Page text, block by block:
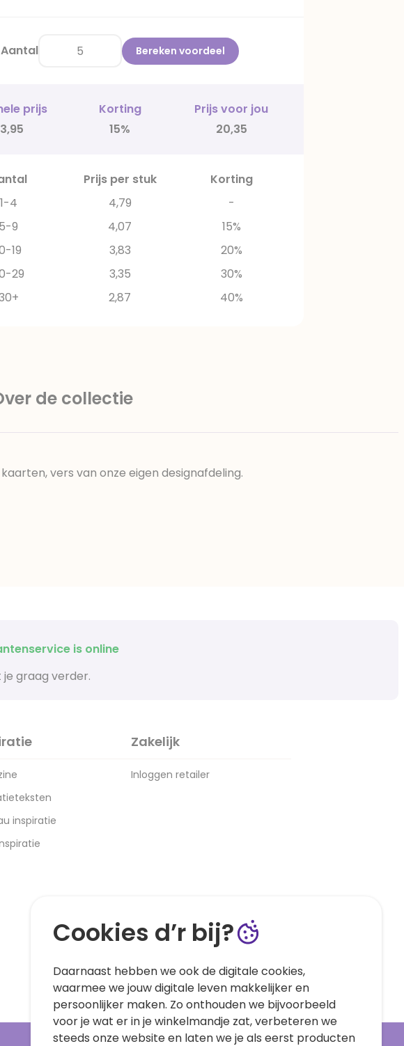
Aantal Bereken voordeel
prijs Korting
Prijs voor jou
15% 20,35
Prijs per stuk
Korting
1-4
4,79
-
5-9
4,07
15%
19
3,83
20%
29
3,35
30%
2,87 40%
de collectie
vers van onze eigen designafdeling.
is online
graag verder.
inspiratie
Zakelijk
Inloggen retailer
Cookies d’r bij?
Daarnaast hebben we ook de digitale cookies,
waarmee we jouw digitale leven makkelijker en
persoonlijker maken. Zo onthouden we bijvoorbeeld
voor je wat er in je winkelmandje zat, verbeteren we
steeds onze website en laten we je als eerst producten